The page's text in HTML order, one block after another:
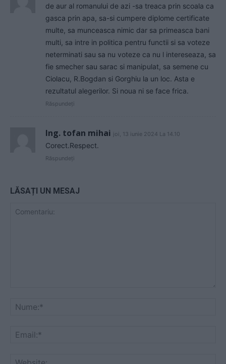
de aur al romanului de azi -sa treaca prin scoala ca
gasca prin apa, sa-si cumpere diplome certificate
multe, sa munceasca nimic dar sa primeasca bani
multi, sa intre in politica pentru functii si sa voteze
neterminati sau sa nu voteze ca nu l intereseaza, sa
fie smecher sau sarac si manipulat, sa semene cu
Ciolacu, R.Bogdan si Gorghiu la un loc. Asta e
rezultatul alegerilor. Si noua ni se face frica.
Răspundeți
Ing. tofan mihai joi, 13 iunie 2024 La 14.10
Corect.Respect.
Răspundeți
LĂSAȚI UN MESAJ